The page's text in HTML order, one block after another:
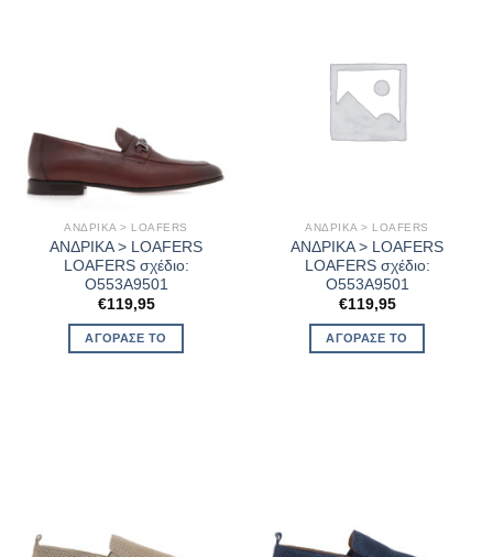
ΑΝΔΡΙΚΑ > LOAFERS
ΑΝΔΡΙΚΑ > LOAFERS
LOAFERS σχέδιο:
O553A9501
€119,95
ΑΓΌΡΑΣΈ ΤΟ
ΑΝΔΡΙΚΑ > LOAFERS
ΑΝΔΡΙΚΑ > LOAFERS
LOAFERS σχέδιο:
O553A9501
€119,95
ΑΓΌΡΑΣΈ ΤΟ